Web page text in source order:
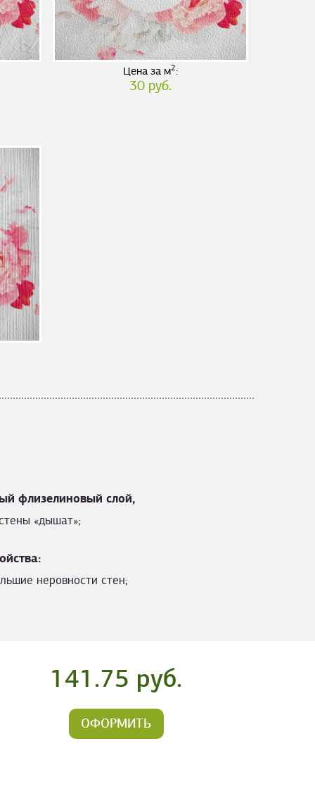
Цена за м2:
30 руб.
флизелиновый слой,
«дышат»;
неровности стен;
141.75 руб.
ОФОРМИТЬ